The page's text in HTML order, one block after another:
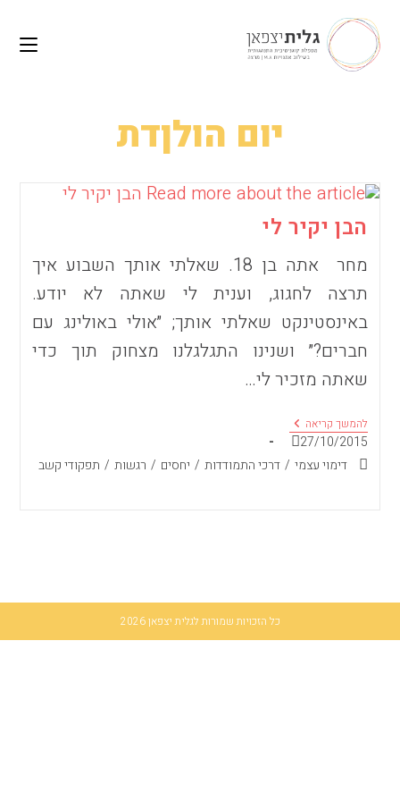
content
יום הולןדת
הבן יקיר לי
מחר אתה בן 18. שאלתי אותך השבוע איך
תרצה לחגוג, וענית לי שאתה לא יודע.
באינסטינקט שאלתי אותך; ״אולי באולינג עם
חברים?״ ושנינו התגלגלנו מצחוק תוך כדי
שאתה מזכיר לי…
להמשך קריאההבן
יקיר
לי
פורסם:
27/10/2015
קטגוריה:דימוי עצמי / דרכי התמודדות / יחסים / רגשות / תפקודי קשב
כל הזכויות שמורות לגלית יצפאן 2026